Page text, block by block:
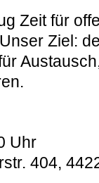
Zeit für
Ziel:
Uhr
404,